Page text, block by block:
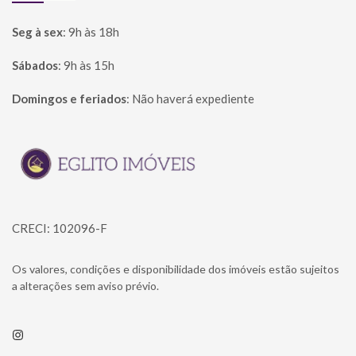
Seg à sex: 9h às 18h
Sábados: 9h às 15h
Domingos e feriados: Não haverá expediente
Página inicial
CRECI: 102096-F
Os valores, condições e disponibilidade dos imóveis estão sujeitos
a alterações sem aviso prévio.
Instagram